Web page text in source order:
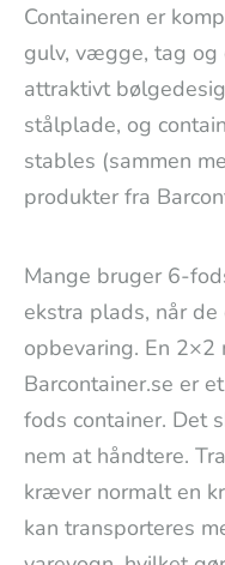
Containeren er
gulv, vægge, tag og
attraktivt
stålplade, og
stables (sammen
produkter fra
Mange bruger 6-
ekstra plads, når
opbevaring. En 2×2
Barcontainer.se er
fods container. Det
nem at håndtere.
kræver normalt en
kan transporteres